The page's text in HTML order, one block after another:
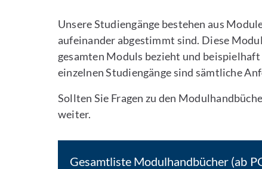
Unsere Studiengänge bestehen aus
aufeinander abgestimmt sind. Diese
gesamten Moduls bezieht und
einzelnen Studiengänge sind sämtliche
Sollten Sie Fragen zu den
weiter.
Gesamtliste Modulhandbücher (ab